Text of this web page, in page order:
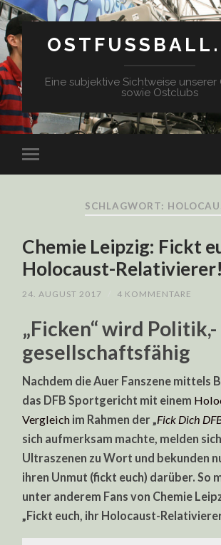
Eine subjektive Sichtweise unserer
sowie Ostclubs
SCHLAGWORT:
Chemie Leipzig: Fickt
Holocaust-Relativierer!
24. AUGUST 2017 4 KOMMENTARE
„Ficken“ wird Politik,-
gesellschaftsfähig
Nachdem die Auer Fanszene mittels
das DFB Sportgericht mit einem
Vergleich im Rahmen der „Fick Dich
sich aufmerksam machte, melden
Ultraszenen zu Wort und bekunden
ihren Unmut (fickt euch) darüber. So
unter anderem Fans von Chemie
„Fickt euch, ihr Holocaust-